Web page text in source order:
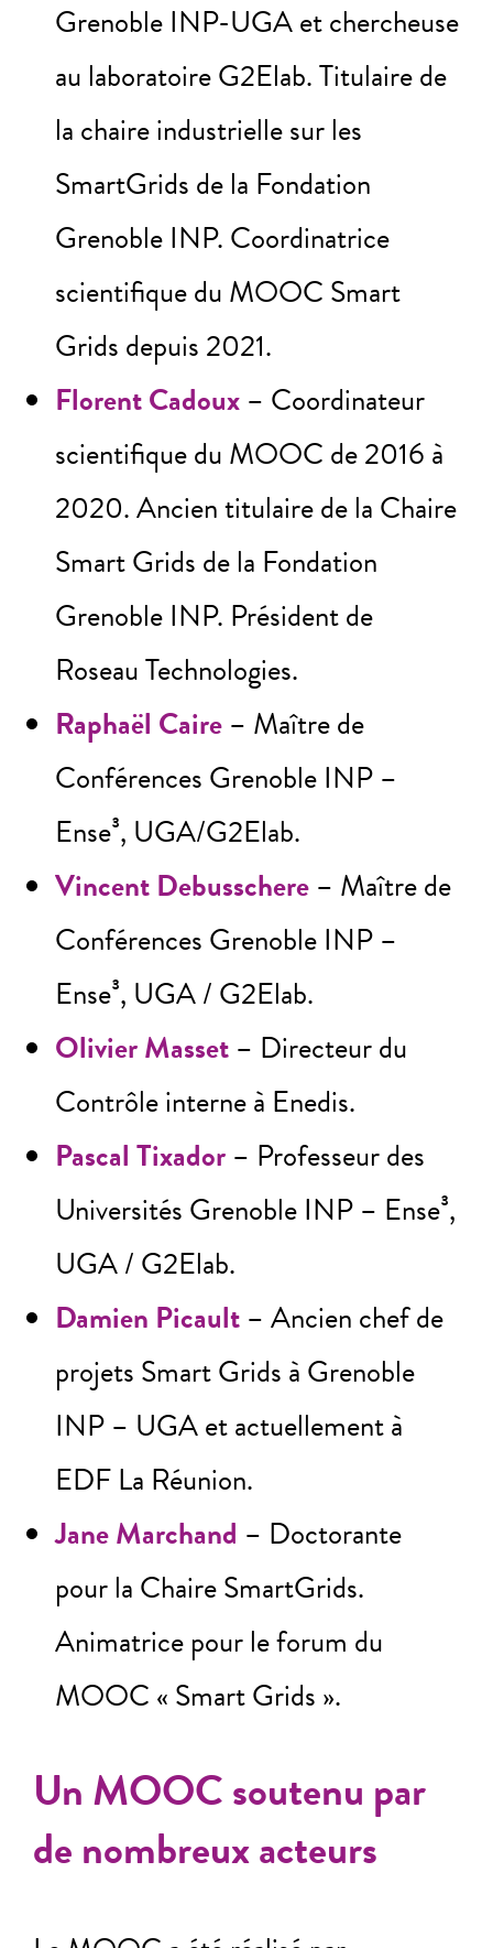
Grenoble INP-UGA et chercheuse
au laboratoire G2Elab. Titulaire de
la chaire industrielle sur les
SmartGrids de la Fondation
Grenoble INP. Coordinatrice
scientifique du MOOC Smart
Grids depuis 2021.
Florent Cadoux – Coordinateur
scientifique du MOOC de 2016 à
2020. Ancien titulaire de la Chaire
Smart Grids de la Fondation
Grenoble INP. Président de
Roseau Technologies.
Raphaël Caire – Maître de
Conférences Grenoble INP –
Ense³, UGA/G2Elab.
Vincent Debusschere – Maître de
Conférences Grenoble INP –
Ense³, UGA / G2Elab.
Olivier Masset – Directeur du
Contrôle interne à Enedis.
Pascal Tixador – Professeur des
Universités Grenoble INP – Ense³,
UGA / G2Elab.
Damien Picault – Ancien chef de
projets Smart Grids à Grenoble
INP – UGA et actuellement à
EDF La Réunion.
Jane Marchand – Doctorante
pour la Chaire SmartGrids.
Animatrice pour le forum du
MOOC « Smart Grids ».
Un MOOC soutenu par
de nombreux acteurs